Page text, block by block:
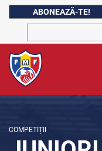
ABONEAZĂ-TE!
COMPETIȚII